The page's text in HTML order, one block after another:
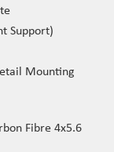
Support)
Mounting
Fibre 4x5.6